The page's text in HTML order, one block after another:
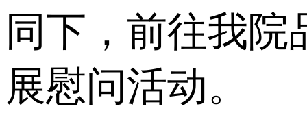
同下，前往我
展慰问活动。